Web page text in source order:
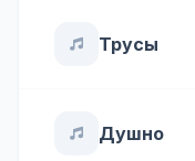
Трусы
Душно